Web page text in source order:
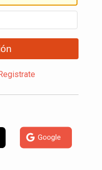
Registrate